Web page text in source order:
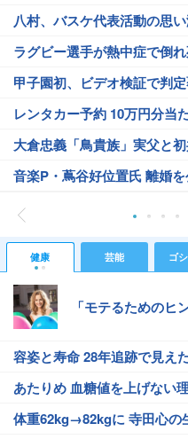
八村、バスケ代表活動の思
ラグビー選手が熱中症で倒
甲子園初、ビデオ検証で判
レンタカー予約 10万円分当
大倉忠義「鳥貴族」実父と
音楽P・蔦谷好位置氏 離婚
健康 芸能 ゴ
「モテるためのヒ
容姿と寿命 28年追跡で見え
あたりめ 血糖値を上げない
体重62kg→82kgに 寺田心の